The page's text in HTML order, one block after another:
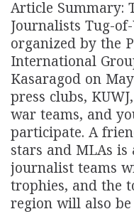
Article Summary:
Journalists Tug-
organized by the
International
Kasaragod on
press clubs,
war teams, and
participate. A
stars and MLAs
journalist teams
trophies, and the
region will also be